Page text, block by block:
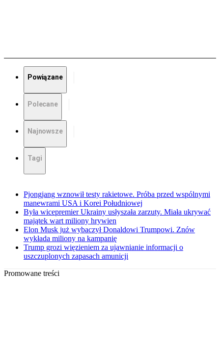
Powiązane
Polecane
Najnowsze
Tagi
Pjongjang wznowił testy rakietowe. Próba przed wspólnymi
manewrami USA i Korei Południowej
Była wicepremier Ukrainy usłyszała zarzuty. Miała ukrywać
majątek wart miliony hrywien
Elon Musk już wybaczył Donaldowi Trumpowi. Znów
wykłada miliony na kampanię
Trump grozi więzieniem za ujawnianie informacji o
uszczuplonych zapasach amunicji
Promowane treści